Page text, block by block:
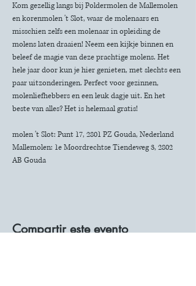
Kom gezellig langs bij Poldermolen de Mallemolen
en korenmolen 't Slot, waar de molenaars en
misschien zelfs een molenaar in opleiding de
molens laten draaien! Neem een kijkje binnen en
beleef de magie van deze prachtige molens. Het
hele jaar door kun je hier genieten, met slechts een
paar uitzonderingen. Perfect voor gezinnen,
molenliefhebbers en een leuk dagje uit. En het
beste van alles? Het is helemaal gratis!
molen 't Slot: Punt 17, 2801 PZ Gouda, Nederland
Mallemolen: 1e Moordrechtse Tiendeweg 3, 2802
AB Gouda
Compartir este evento